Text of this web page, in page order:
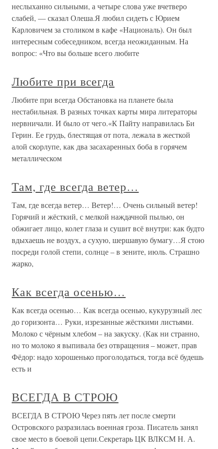
неслыханно сильными, а четыре слова уже вчетверо
слабей, — сказал Олеша.Я любил сидеть с Юрием
Карловичем за столиком в кафе «Националь). Он был
интересным собеседником, всегда неожиданным. На
вопрос: «Что вы больше всего любите
Любите при всегда
Любите при всегда Обстановка на планете была
нестабильная. В разных точках карты мира литераторы
нервничали. И было от чего.«К Пайту направилась Би
Герин. Ее грудь, блестящая от пота, лежала в жесткой
алой скорлупе, как два засахаренных боба в горячем
металлическом
Там, где всегда ветер…
Там, где всегда ветер… Ветер!… Очень сильный ветер!
Горячий и жёсткий, с мелкой наждачной пылью, он
обжигает лицо, колет глаза и сушит всё внутри: как будто
вдыхаешь не воздух, а сухую, шершавую бумагу…Я стою
посреди голой степи, солнце – в зените, июль. Страшно
жарко,
Как всегда осенью…
Как всегда осенью… Как всегда осенью, кукурузный лес
до горизонта… Руки, изрезанные жёсткими листьями.
Молоко с чёрным хлебом – на закуску. (Как ни странно,
но то молоко я выпивала без отвращения – может, прав
Фёдор: надо хорошенько проголодаться, тогда всё будешь
есть и
ВСЕГДА В СТРОЮ
ВСЕГДА В СТРОЮ Через пять лет после смерти
Островского разразилась военная гроза. Писатель занял
свое место в боевой цепи.Секретарь ЦК ВЛКСМ Н. А.